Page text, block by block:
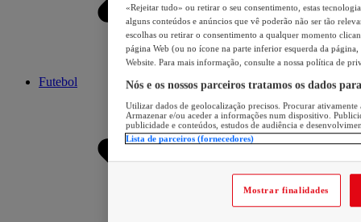
Futebol
«Rejeitar tudo» ou retirar o seu consentimento, estas
alguns conteúdos e anúncios que vê poderão não ser tão
escolhas ou retirar o consentimento a qualquer momento
página Web (ou no ícone na parte inferior esquerda da página,
Website. Para mais informação, consulte a nossa política de
Nós e os nossos parceiros tratamos os dados
Utilizar dados de geolocalização precisos. Procurar
Armazenar e/ou aceder a informações num dispositivo.
publicidade e conteúdos, estudos de audiência e
Lista de parceiros (fornecedores)
Mostrar finalidades